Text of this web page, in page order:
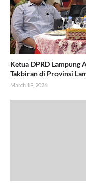
Ketua DPRD Lampung
Takbiran di Provinsi
March 19, 2026